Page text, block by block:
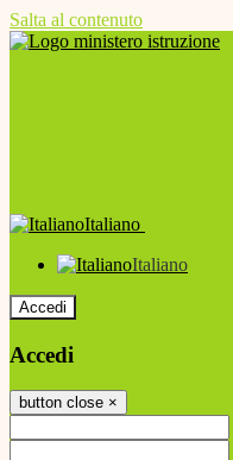
Salta al contenuto
Italiano
Italiano
Accedi
Accedi
button close ×